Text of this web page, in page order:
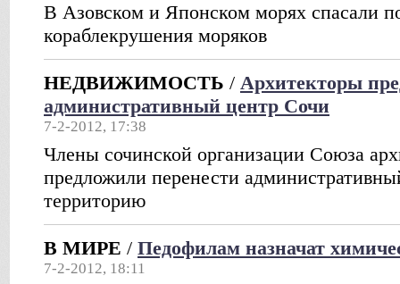
В Азовском и Японском морях спасали
кораблекрушения моряков
НЕДВИЖИМОСТЬ / Архитекторы
административный центр Сочи
7-2-2012, 17:38
Члены сочинской организации Союза
предложили перенести
территорию
В МИРЕ / Педофилам назначат
7-2-2012, 18:11